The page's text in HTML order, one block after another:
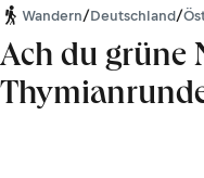
Wandern/Deutschland/
Ach du grüne